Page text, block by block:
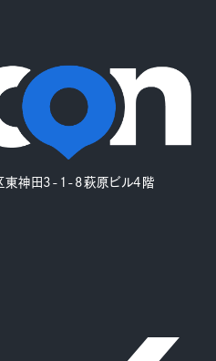
神田3-1-8萩原ビル4階